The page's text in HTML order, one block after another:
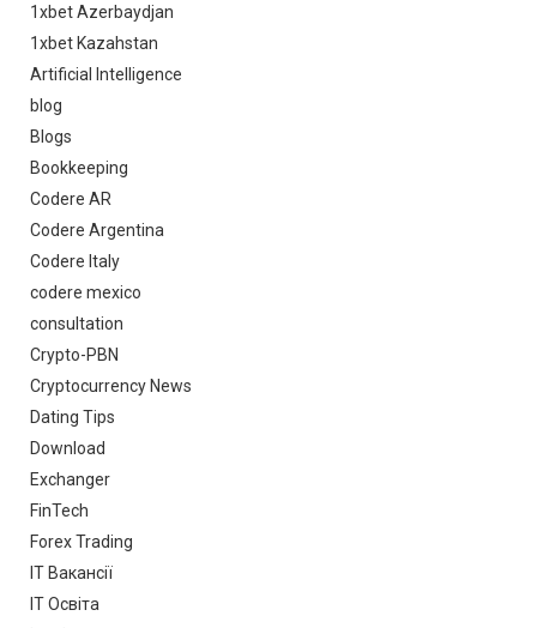
1xbet Azerbaydjan
1xbet Kazahstan
Artificial Intelligence
blog
Blogs
Bookkeeping
Codere AR
Codere Argentina
Codere Italy
codere mexico
consultation
Crypto-PBN
Cryptocurrency News
Dating Tips
Download
Exchanger
FinTech
Forex Trading
IT Вакансії
IT Освіта